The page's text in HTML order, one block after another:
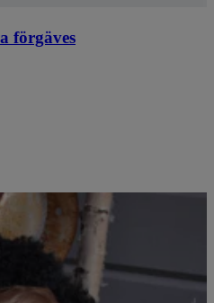
förgäves